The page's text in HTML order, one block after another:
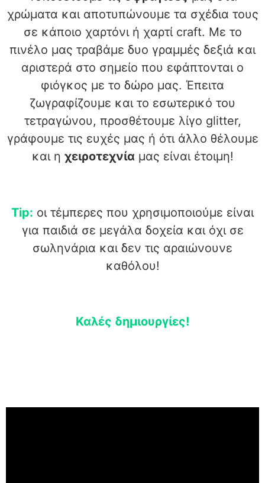
χρώματα και αποτυπώνουμε τα σχέδια τους
σε κάποιο χαρτόνι ή χαρτί craft. Με το
πινέλο μας τραβάμε δυο γραμμές δεξιά και
αριστερά στο σημείο που εφάπτονται ο
φιόγκος με το δώρο μας. Έπειτα
ζωγραφίζουμε και το εσωτερικό του
τετραγώνου, προσθέτουμε λίγο glitter,
γράφουμε τις ευχές μας ή ότι άλλο θέλουμε
και η χειροτεχνία μας είναι έτοιμη!
Tip: οι τέμπερες που χρησιμοποιούμε είναι
για παιδιά σε μεγάλα δοχεία και όχι σε
σωληνάρια και δεν τις αραιώνουνε
καθόλου!
Καλές δημιουργίες!